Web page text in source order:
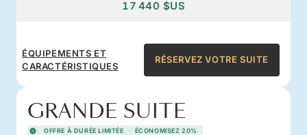
17 440 $US
ÉQUIPEMENTS ET
CARACTÉRISTIQUES
RÉSERVEZ VOTRE SUITE
GRANDE SUITE
OFFRE À DURÉE LIMITÉE ÉCONOMISEZ 20%